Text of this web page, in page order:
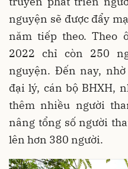
nguyện sẽ được đẩy
năm tiếp theo. Theo
2022 chỉ còn 250
nguyện. Đến nay,
đại lý, cán bộ BHXH,
thêm nhiều người
nâng tổng số người
lên hơn 380 người.